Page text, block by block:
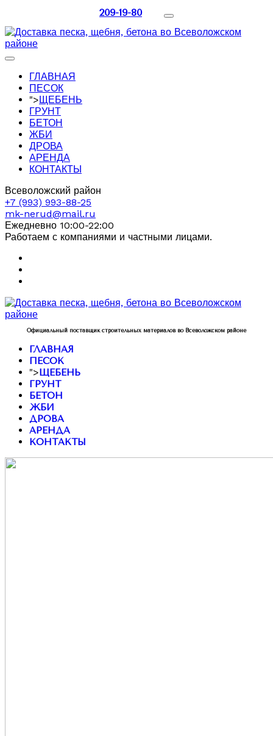
209-19-80
ГЛАВНАЯ
ПЕСОК
">ЩЕБЕНЬ
ГРУНТ
БЕТОН
ЖБИ
ДРОВА
АРЕНДА
КОНТАКТЫ
Всеволожский район
+7 (993) 993-88-25
mk-nerud@mail.ru
Ежедневно 10:00-22:00
Работаем с компаниями и частными лицами.
Официальный поставщик строительных материалов во Всеволожском районе
ГЛАВНАЯ
ПЕСОК
">ЩЕБЕНЬ
ГРУНТ
БЕТОН
ЖБИ
ДРОВА
АРЕНДА
КОНТАКТЫ